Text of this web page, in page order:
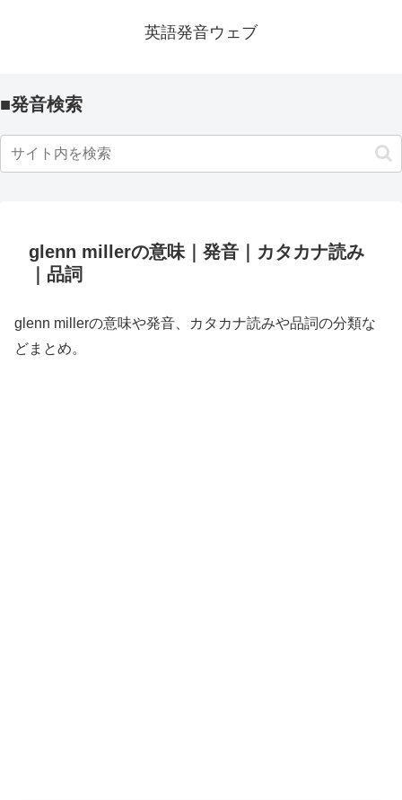
英語発音ウェブ
■発音検索
glenn millerの意味｜発音｜カタカナ読み
｜品詞
glenn millerの意味や発音、カタカナ読みや品詞の分類な
どまとめ。